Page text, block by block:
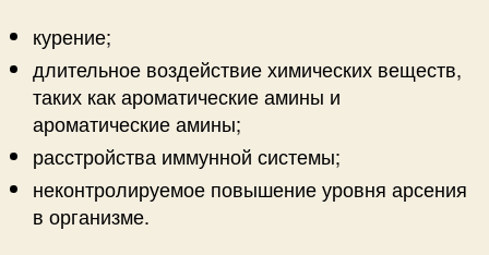
курение;
длительное воздействие химических веществ,
таких как ароматические амины и
ароматические амины;
расстройства иммунной системы;
неконтролируемое повышение уровня арсения
в организме.